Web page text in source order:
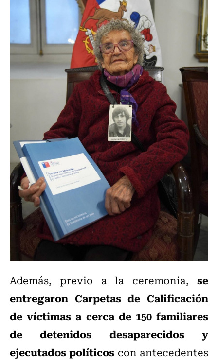
Además, previo a la ceremonia, se
entregaron Carpetas de Calificación
de víctimas a cerca de 150 familiares
de detenidos desaparecidos y
ejecutados políticos con antecedentes